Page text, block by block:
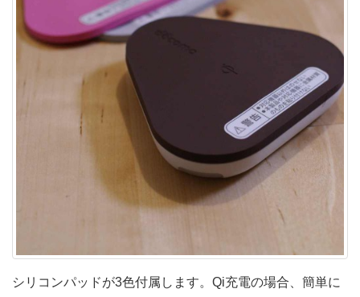
シリコンパッドが3色付属します。Qi充電の場合、簡単に